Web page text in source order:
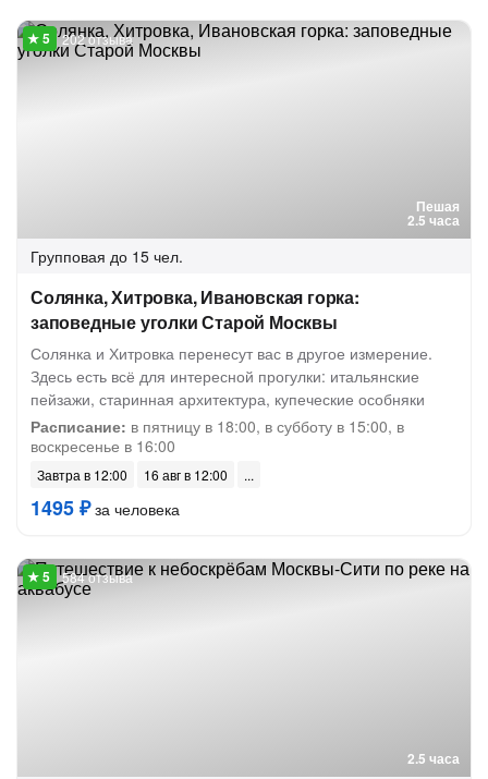
Пешая
2.5 часа
202 отзыва
Групповая до 15 чел.
Солянка, Хитровка, Ивановская горка:
заповедные уголки Старой Москвы
Солянка и Хитровка перенесут вас в другое измерение.
Здесь есть всё для интересной прогулки: итальянские
пейзажи, старинная архитектура, купеческие особняки
Расписание: в пятницу в 18:00, в субботу в 15:00, в
воскресенье в 16:00
Завтра в 12:00 16 авг в 12:00
1495 ₽за человека
2.5 часа
584 отзыва